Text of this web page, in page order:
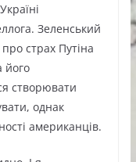
Зеленський
страх Путіна
його
створювати
однак
американців.